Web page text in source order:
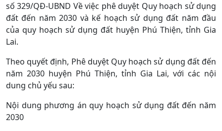
số 329/QĐ-UBND Về việc phê duyệt Quy hoạch sử dụng
đất đến năm 2030 và kế hoạch sử dụng đất năm đầu
của quy hoạch sử dụng đất huyện Phú Thiện, tỉnh Gia
Lai.
Theo quyết định, Phê duyệt Quy hoạch sử dụng đất đến
năm 2030 huyện Phú Thiện, tỉnh Gia Lai, với các nội
dung chủ yếu sau:
Nội dung phương án quy hoạch sử dụng đất đến năm
2030